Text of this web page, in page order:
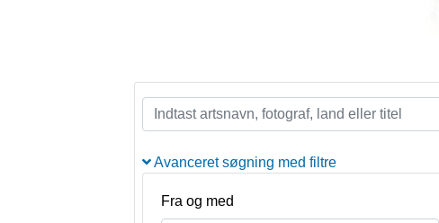
Avanceret søgning med filtre
Fra og med